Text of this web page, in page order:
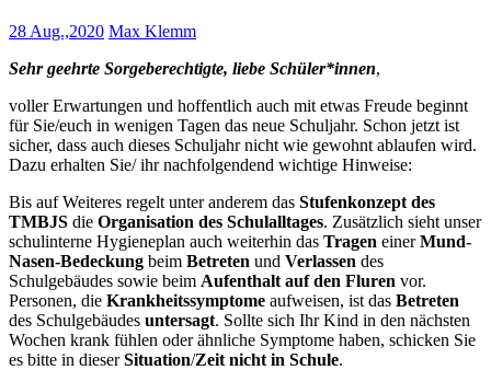
28 Aug.,2020 Max Klemm
Sehr geehrte Sorgeberechtigte, liebe Schüler*innen,
voller Erwartungen und hoffentlich auch mit etwas Freude beginnt
für Sie/euch in wenigen Tagen das neue Schuljahr. Schon jetzt ist
sicher, dass auch dieses Schuljahr nicht wie gewohnt ablaufen wird.
Dazu erhalten Sie/ ihr nachfolgendend wichtige Hinweise:
Bis auf Weiteres regelt unter anderem das Stufenkonzept des
TMBJS die Organisation des Schulalltages. Zusätzlich sieht unser
schulinterne Hygieneplan auch weiterhin das Tragen einerMund-
Nasen-Bedeckung beim Betreten und Verlassen des
Schulgebäudes sowie beim Aufenthalt auf den Fluren vor.
Personen, die Krankheitssymptome aufweisen, ist das Betreten
des Schulgebäudes untersagt. Sollte sich Ihr Kind in den nächsten
Wochen krank fühlen oder ähnliche Symptome haben, schicken Sie
es bitte in dieserSituation/Zeit nicht in Schule.